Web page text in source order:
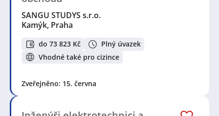
SANGU STUDYS s.r.o.
Kamýk, Praha
do 73 823 Kč
Plný úvazek
Vhodné také pro cizince
Zveřejněno: 15. června